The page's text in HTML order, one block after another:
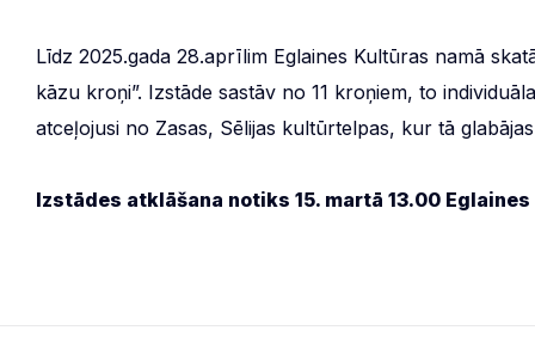
Līdz 2025.gada 28.aprīlim Eglaines Kultūras namā
kāzu kroņi”. Izstāde sastāv no 11 kroņiem, to
atceļojusi no Zasas, Sēlijas kultūrtelpas, kur tā
Izstādes atklāšana notiks 15. martā 13.00